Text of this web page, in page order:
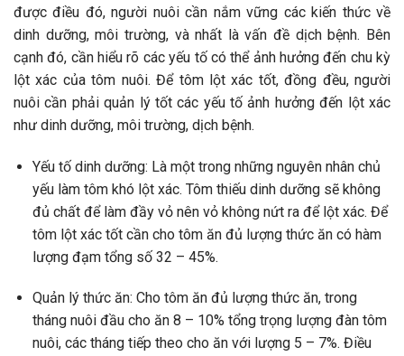
được điều đó, người nuôi cần nắm vững các kiến thức về
dinh dưỡng, môi trường, và nhất là vấn đề dịch bệnh. Bên
cạnh đó, cần hiểu rõ các yếu tố có thể ảnh hưởng đến chu kỳ
lột xác của tôm nuôi. Để tôm lột xác tốt, đồng đều, người
nuôi cần phải quản lý tốt các yếu tố ảnh hưởng đến lột xác
như dinh dưỡng, môi trường, dịch bệnh.
Yếu tố dinh dưỡng: Là một trong những nguyên nhân chủ
yếu làm tôm khó lột xác. Tôm thiếu dinh dưỡng sẽ không
đủ chất để làm đầy vỏ nên vỏ không nứt ra để lột xác. Để
tôm lột xác tốt cần cho tôm ăn đủ lượng thức ăn có hàm
lượng đạm tổng số 32 – 45%.
Quản lý thức ăn: Cho tôm ăn đủ lượng thức ăn, trong
tháng nuôi đầu cho ăn 8 – 10% tổng trọng lượng đàn tôm
nuôi, các tháng tiếp theo cho ăn với lượng 5 – 7%. Điều